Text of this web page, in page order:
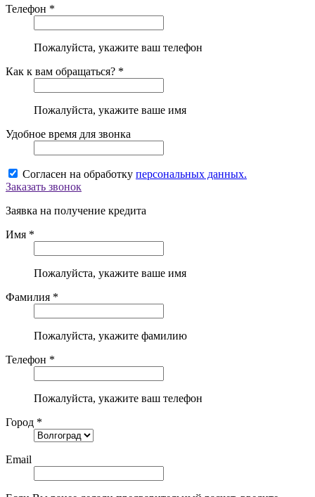
Телефон *
Пожалуйста, укажите ваш телефон
Как к вам обращаться? *
Пожалуйста, укажите ваше имя
Удобное время для звонка
Согласен на обработку персональных данных.
Заказать звонок
Заявка на получение кредита
Имя *
Пожалуйста, укажите ваше имя
Фамилия *
Пожалуйста, укажите фамилию
Телефон *
Пожалуйста, укажите ваш телефон
Город *
Email